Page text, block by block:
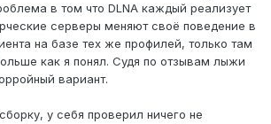
в том что DLNA каждый реализует
серверы меняют своё поведение в
на базе тех же профилей, только там
как я понял. Судя по отзывам лыжи
вариант.
у себя проверил ничего не